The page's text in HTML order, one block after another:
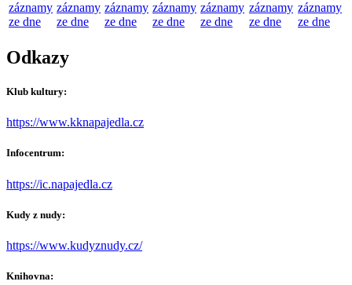
záznamy
ze dne
záznamy
ze dne
záznamy
ze dne
záznamy
ze dne
záznamy
ze dne
záznamy
ze dne
záznamy
ze dne
Odkazy
Klub kultury:
https://www.kknapajedla.cz
Infocentrum:
https://ic.napajedla.cz
Kudy z nudy:
https://www.kudyznudy.cz/
Knihovna: